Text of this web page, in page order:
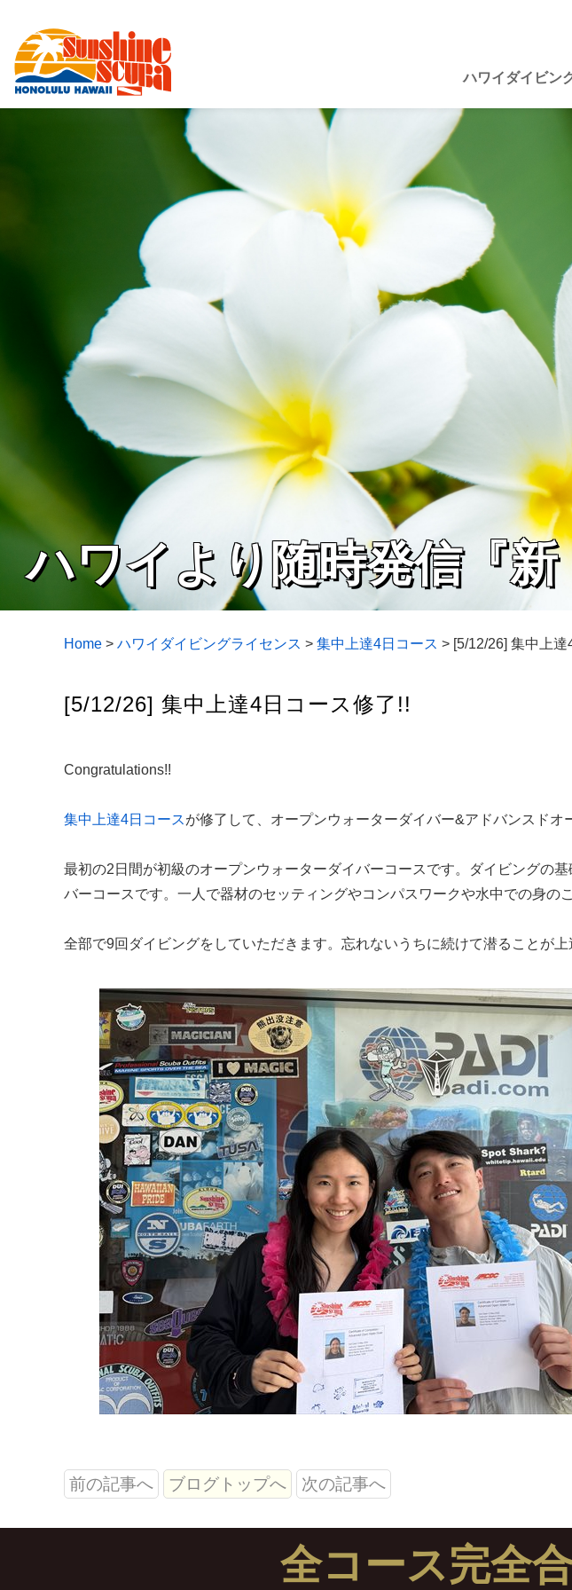
ハワイダイビン
ハワイより随時発信『新
Home > ハワイダイビングライセンス > 集中上達4日コース > [5/12/26] 集中上
[5/12/26] 集中上達4日コース修了!!
Congratulations!!
集中上達4日コースが修了して、オープンウォーターダイバー&アドバンスドオ
最初の2日間が初級のオープンウォーターダイバーコースです。ダイビングの
バーコースです。一人で器材のセッティングやコンパスワークや水中での身の
全部で9回ダイビングをしていただきます。忘れないうちに続けて潜ることが
前の記事へ ブログトップへ 次の記事へ
全コース完全